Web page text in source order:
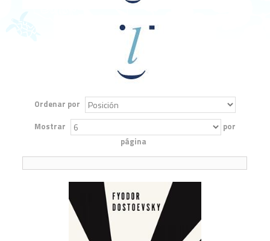
Ordenar por
Mostrar
por
página